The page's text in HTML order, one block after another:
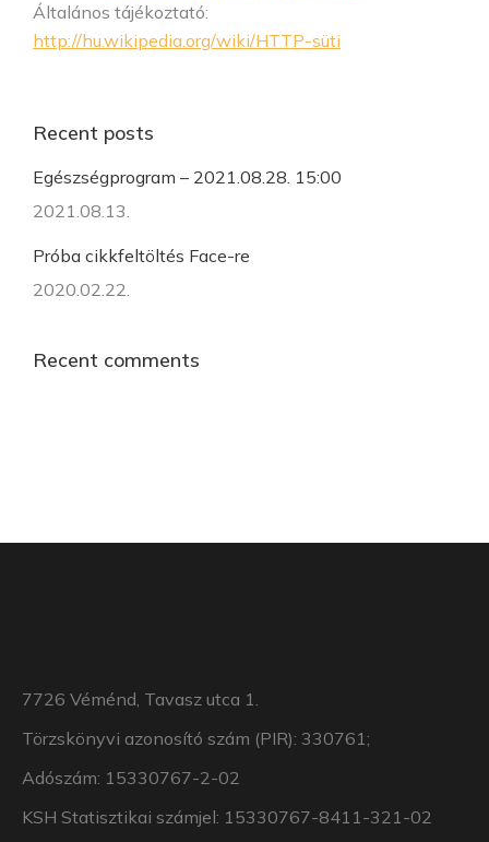
Általános tájékoztató:
http://hu.wikipedia.org/wiki/HTTP-süti
Recent posts
Egészségprogram – 2021.08.28. 15:00
2021.08.13.
Próba cikkfeltöltés Face-re
2020.02.22.
Recent comments
7726 Véménd, Tavasz utca 1.
Törzskönyvi azonosító szám (PIR): 330761;
Adószám: 15330767-2-02
KSH Statisztikai számjel: 15330767-8411-321-02